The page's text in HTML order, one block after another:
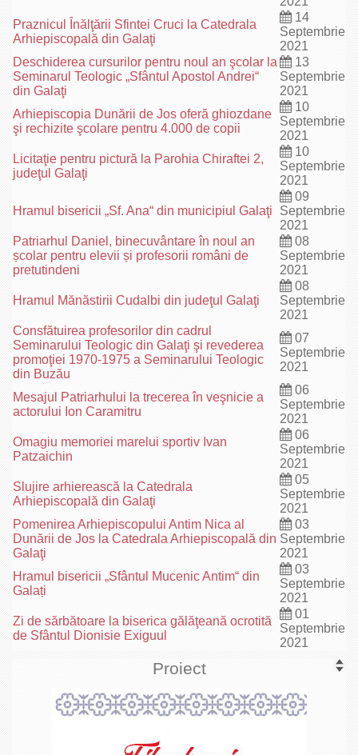
Praznicul Înălţării Sfintei Cruci la Catedrala
Arhiepiscopală din Galaţi
14
Septembrie
2021
Deschiderea cursurilor pentru noul an şcolar la
Seminarul Teologic „Sfântul Apostol Andrei“
din Galaţi
13
Septembrie
2021
Arhiepiscopia Dunării de Jos oferă ghiozdane
şi rechizite şcolare pentru 4.000 de copii
10
Septembrie
2021
Licitaţie pentru pictură la Parohia Chiraftei 2,
judeţul Galaţi
10
Septembrie
2021
Hramul bisericii „Sf. Ana“ din municipiul Galaţi
09
Septembrie
2021
Patriarhul Daniel, binecuvântare în noul an
școlar pentru elevii și profesorii români de
pretutindeni
08
Septembrie
2021
Hramul Mănăstirii Cudalbi din judeţul Galaţi
08
Septembrie
2021
Consfătuirea profesorilor din cadrul
Seminarului Teologic din Galaţi şi revederea
promoţiei 1970-1975 a Seminarului Teologic
din Buzău
07
Septembrie
2021
Mesajul Patriarhului la trecerea în veşnicie a
actorului Ion Caramitru
06
Septembrie
2021
Omagiu memoriei marelui sportiv Ivan
Patzaichin
06
Septembrie
2021
Slujire arhierească la Catedrala
Arhiepiscopală din Galaţi
05
Septembrie
2021
Pomenirea Arhiepiscopului Antim Nica al
Dunării de Jos la Catedrala Arhiepiscopală din
Galaţi
03
Septembrie
2021
Hramul bisericii „Sfântul Mucenic Antim“ din
Galați
03
Septembrie
2021
Zi de sărbătoare la biserica gălăţeană ocrotită
de Sfântul Dionisie Exiguul
01
Septembrie
2021
Proiect